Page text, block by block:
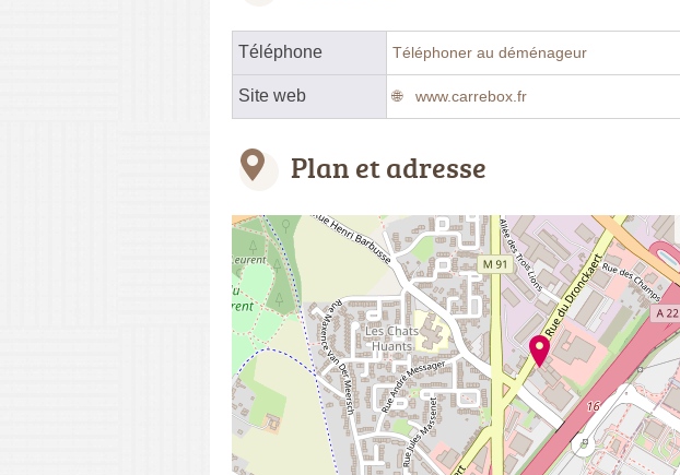
Téléphone Téléphoner au déménageur
Site web www.carrebox.fr
Plan et adresse